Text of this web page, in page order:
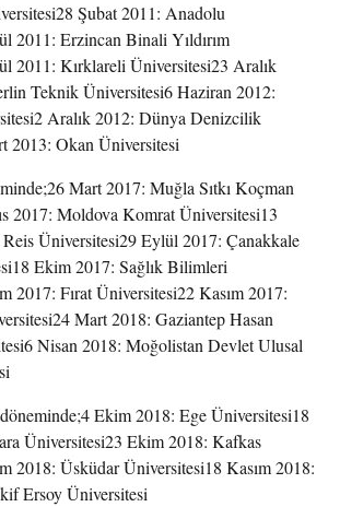
Şubat 2011: Anadolu
2011: Erzincan Binali Yıldırım
2011: Kırklareli Üniversitesi23 Aralık
Teknik Üniversitesi6 Haziran 2012:
Aralık 2012: Dünya Denizcilik
2013: Okan Üniversitesi
Mart 2017: Muğla Sıtkı Koçman
2017: Moldova Komrat Üniversitesi13
Üniversitesi29 Eylül 2017: Çanakkale
Ekim 2017: Sağlık Bilimleri
2017: Fırat Üniversitesi22 Kasım 2017:
Mart 2018: Gaziantep Hasan
Nisan 2018: Moğolistan Devlet Ulusal
Ekim 2018: Ege Üniversitesi18
Üniversitesi23 Ekim 2018: Kafkas
2018: Üsküdar Üniversitesi18 Kasım 2018:
Ersoy Üniversitesi